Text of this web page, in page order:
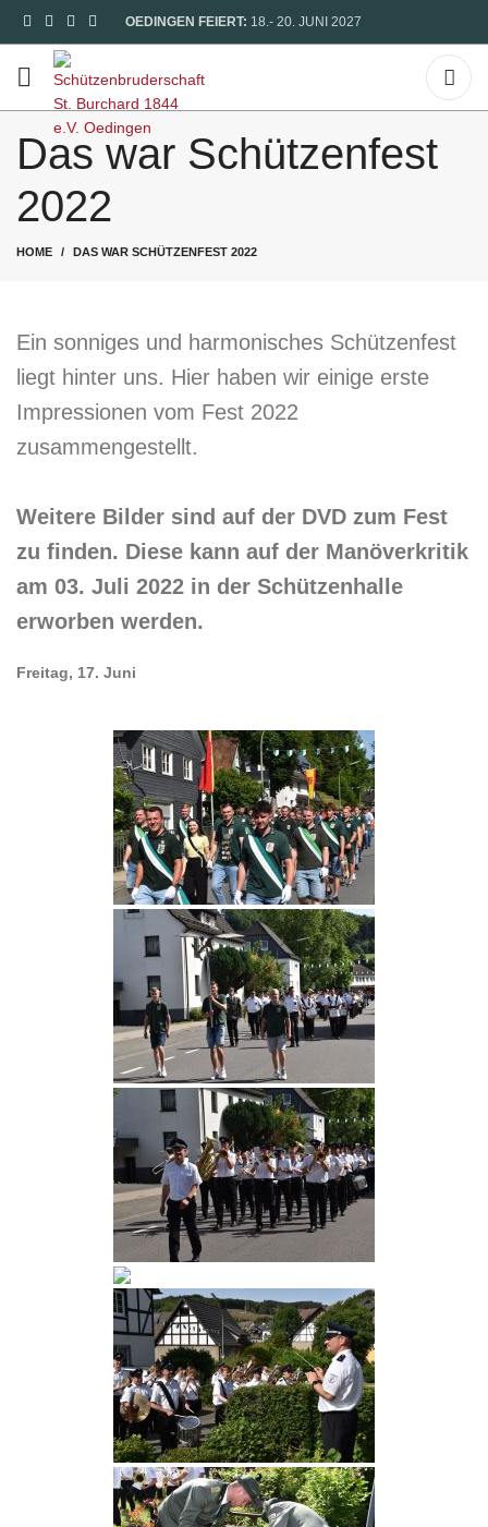
OEDINGEN FEIERT: 18.- 20. JUNI 2027
Das war Schützenfest
2022
HOME DAS WAR SCHÜTZENFEST 2022
Ein sonniges und harmonisches Schützenfest
liegt hinter uns. Hier haben wir einige erste
Impressionen vom Fest 2022
zusammengestellt.
Weitere Bilder sind auf der DVD zum Fest
zu finden. Diese kann auf der Manöverkritik
am 03. Juli 2022 in der Schützenhalle
erworben werden.
Freitag, 17. Juni